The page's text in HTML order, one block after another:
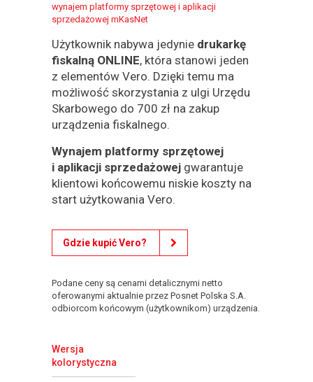
wynajem platformy sprzętowej i aplikacji
sprzedażowej mKasNet
Użytkownik nabywa jedynie drukarkę
fiskalną ONLINE, która stanowi jeden
z elementów Vero. Dzięki temu ma
możliwość skorzystania z ulgi Urzędu
Skarbowego do 700 zł na zakup
urządzenia fiskalnego.
Wynajem platformy sprzętowej
i aplikacji sprzedażowej gwarantuje
klientowi końcowemu niskie koszty na
start użytkowania Vero.
Gdzie kupić Vero?
Podane ceny są cenami detalicznymi netto
oferowanymi aktualnie przez Posnet Polska S.A.
odbiorcom końcowym (użytkownikom) urządzenia.
Wersja
kolorystyczna